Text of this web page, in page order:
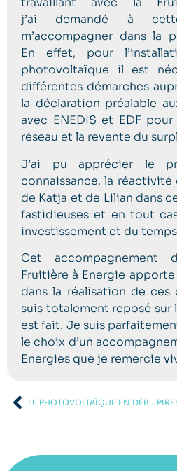
j’ai demandé à
m’accompagner dans la
En effet, pour
photovoltaïque il est
différentes démarches
la déclaration préalable
avec ENEDIS et EDF
réseau et la revente du
J’ai pu apprécier le
connaissance, la
de Katja et de Lilian dans
fastidieuses et en tout
investissement et du
Cet accompagnement
Fruitière à Energie
dans la réalisation de ces
suis totalement reposé sur
est fait. Je suis
le choix d’un
Energies que je remercie
LE PHOTOVOLTAÏQUE EN DÉBAT